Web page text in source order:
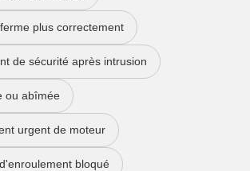
plus correctement
de sécurité après intrusion
ou abîmée
urgent de moteur
bloqué